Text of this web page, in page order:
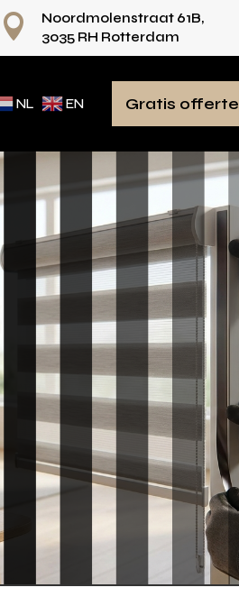
voor iedere ruimte

Noordmolenstraat 61B,
3035 RH Rotterdam
NL EN Gratis offerte